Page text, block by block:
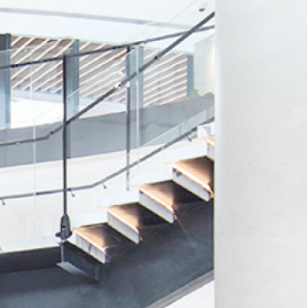
Y22s nou